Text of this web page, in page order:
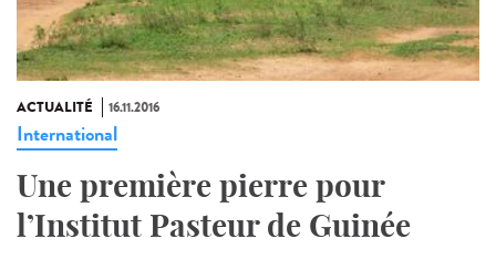
ACTUALITÉ 16.11.2016
International
Une première pierre pour
l’Institut Pasteur de Guinée